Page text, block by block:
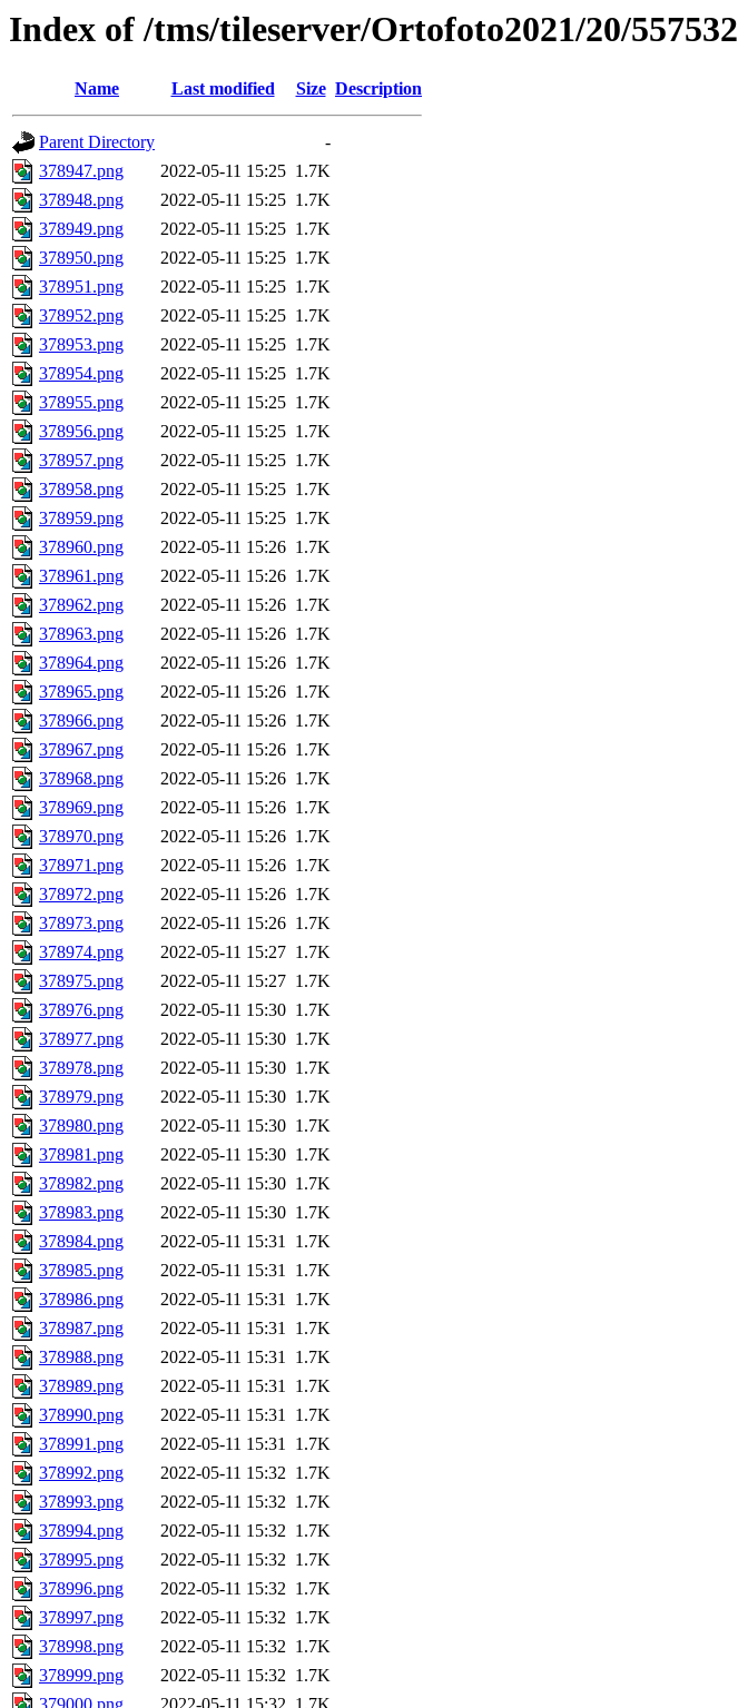
Index of /tms/tileserver/Ortofoto2021/20/557532
Name Last modified Size Description
Parent Directory
-
378947.png
2022-05-11 15:25 1.7K
378948.png
2022-05-11 15:25 1.7K
378949.png
2022-05-11 15:25 1.7K
378950.png
2022-05-11 15:25 1.7K
378951.png
2022-05-11 15:25 1.7K
378952.png
2022-05-11 15:25 1.7K
378953.png
2022-05-11 15:25 1.7K
378954.png
2022-05-11 15:25 1.7K
378955.png
2022-05-11 15:25 1.7K
378956.png
2022-05-11 15:25 1.7K
378957.png
2022-05-11 15:25 1.7K
378958.png
2022-05-11 15:25 1.7K
378959.png
2022-05-11 15:25 1.7K
378960.png
2022-05-11 15:26 1.7K
378961.png
2022-05-11 15:26 1.7K
378962.png
2022-05-11 15:26 1.7K
378963.png
2022-05-11 15:26 1.7K
378964.png
2022-05-11 15:26 1.7K
378965.png
2022-05-11 15:26 1.7K
378966.png
2022-05-11 15:26 1.7K
378967.png
2022-05-11 15:26 1.7K
378968.png
2022-05-11 15:26 1.7K
378969.png
2022-05-11 15:26 1.7K
378970.png
2022-05-11 15:26 1.7K
378971.png
2022-05-11 15:26 1.7K
378972.png
2022-05-11 15:26 1.7K
378973.png
2022-05-11 15:26 1.7K
378974.png
2022-05-11 15:27 1.7K
378975.png
2022-05-11 15:27 1.7K
378976.png
2022-05-11 15:30 1.7K
378977.png
2022-05-11 15:30 1.7K
378978.png
2022-05-11 15:30 1.7K
378979.png
2022-05-11 15:30 1.7K
378980.png
2022-05-11 15:30 1.7K
378981.png
2022-05-11 15:30 1.7K
378982.png
2022-05-11 15:30 1.7K
378983.png
2022-05-11 15:30 1.7K
378984.png
2022-05-11 15:31 1.7K
378985.png
2022-05-11 15:31 1.7K
378986.png
2022-05-11 15:31 1.7K
378987.png
2022-05-11 15:31 1.7K
378988.png
2022-05-11 15:31 1.7K
378989.png
2022-05-11 15:31 1.7K
378990.png
2022-05-11 15:31 1.7K
378991.png
2022-05-11 15:31 1.7K
378992.png
2022-05-11 15:32 1.7K
378993.png
2022-05-11 15:32 1.7K
378994.png
2022-05-11 15:32 1.7K
378995.png
2022-05-11 15:32 1.7K
378996.png
2022-05-11 15:32 1.7K
378997.png
2022-05-11 15:32 1.7K
378998.png
2022-05-11 15:32 1.7K
378999.png
2022-05-11 15:32 1.7K